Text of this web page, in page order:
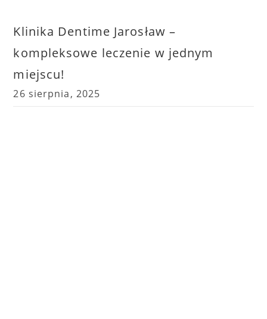
Klinika Dentime Jarosław –
kompleksowe leczenie w jednym
miejscu!
26 sierpnia, 2025